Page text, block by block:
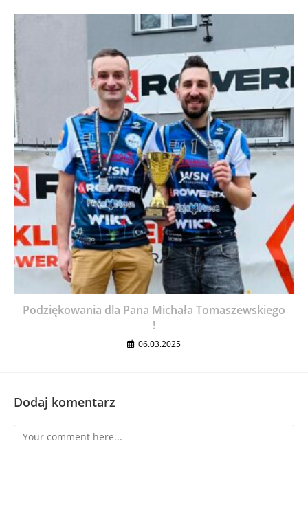
Podziękowania dla Pana Michała Tomaszewskiego
!
06.03.2025
Dodaj komentarz